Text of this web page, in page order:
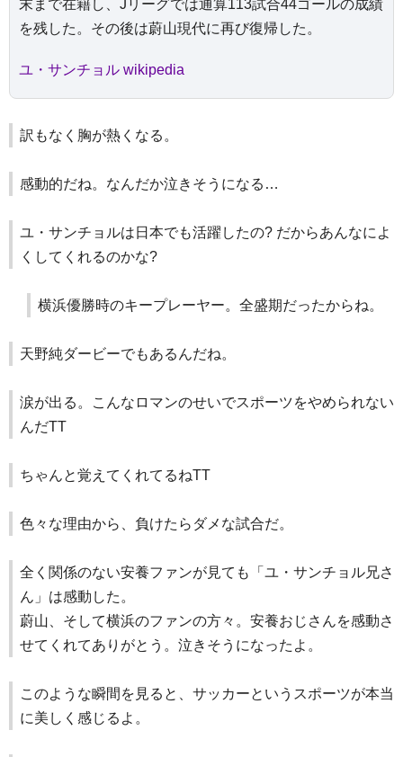
末まで在籍し、Jリーグでは通算113試合44ゴールの成績
を残した。その後は蔚山現代に再び復帰した。
ユ・サンチョル wikipedia
訳もなく胸が熱くなる。
感動的だね。なんだか泣きそうになる…
ユ・サンチョルは日本でも活躍したの? だからあんなによ
くしてくれるのかな?
横浜優勝時のキープレーヤー。全盛期だったからね。
天野純ダービーでもあるんだね。
涙が出る。こんなロマンのせいでスポーツをやめられない
んだTT
ちゃんと覚えてくれてるねTT
色々な理由から、負けたらダメな試合だ。
全く関係のない安養ファンが見ても「ユ・サンチョル兄さ
ん」は感動した。
蔚山、そして横浜のファンの方々。安養おじさんを感動さ
せてくれてありがとう。泣きそうになったよ。
このような瞬間を見ると、サッカーというスポーツが本当
に美しく感じるよ。